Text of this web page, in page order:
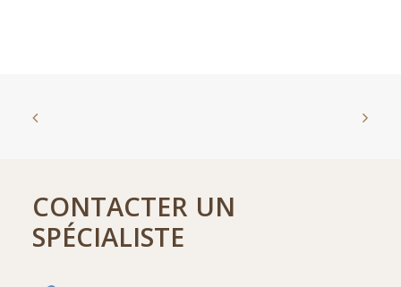
CONTACTER UN
SPÉCIALISTE